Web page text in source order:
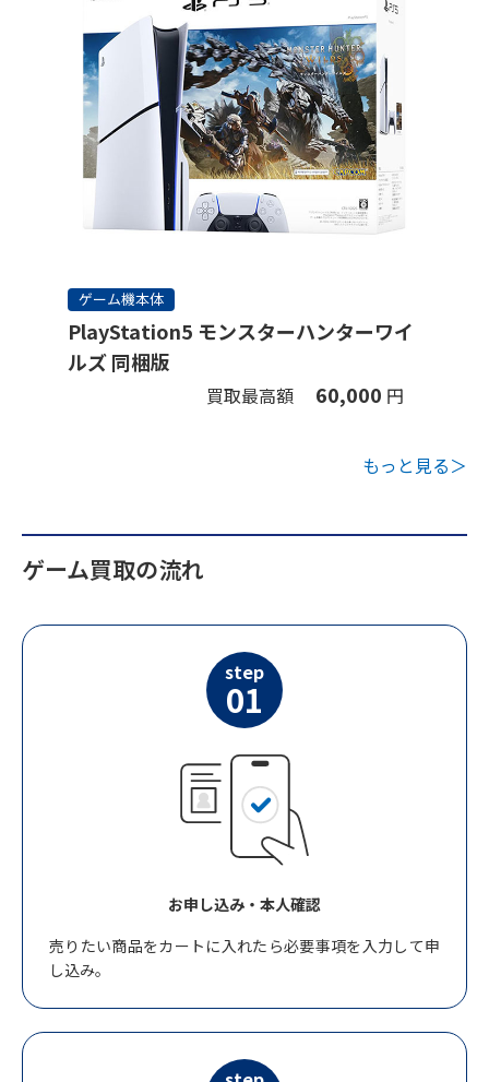
ゲーム機本体
PlayStation5 モンスターハンターワイ
ルズ 同梱版
買取最高額 60,000 円
もっと見る＞
ゲーム買取の流れ
step
01
お申し込み・本人確認
売りたい商品をカートに入れたら必要事項を入力して申
し込み。